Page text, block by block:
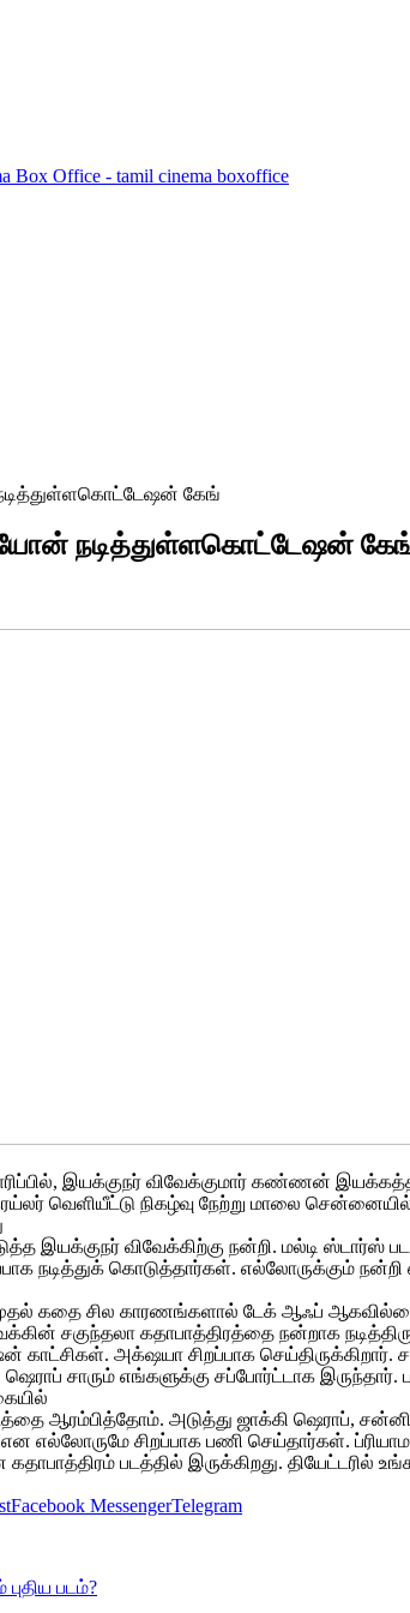
Box Office - tamil cinema boxoffice
கேங்
நடித்துள்ளகொட்டேஷன்
இயக்குநர் விவேக்குமார் கண்ணன்
வெளியீட்டு நிகழ்வு நேற்று மாலை
இயக்குநர் விவேக்கிற்கு நன்றி. மல்டி
நடித்துக் கொடுத்தார்கள். எல்லோருக்கும் நன்றி
கதை சில காரணங்களால் டேக் ஆஃப்
சகுந்தலா கதாபாத்திரத்தை நன்றாக
காட்சிகள். அக்‌ஷயா சிறப்பாக
சாரும் எங்களுக்கு சப்போர்ட்டாக இருந்தார்.
ஆரம்பித்தோம். அடுத்து ஜாக்கி ஷெராப், சன்னி
எல்லோருமே சிறப்பாக பணி செய்தார்கள்.
கதாபாத்திரம் படத்தில் இருக்கிறது.
Facebook MessengerTelegram
படம்?